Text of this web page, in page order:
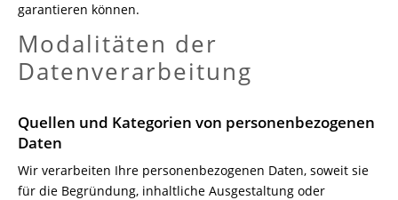
garantieren können.
Modalitäten der
Datenverarbeitung
Quellen und Kategorien von personenbezogenen
Daten
Wir verarbeiten Ihre personenbezogenen Daten, soweit sie
für die Begründung, inhaltliche Ausgestaltung oder